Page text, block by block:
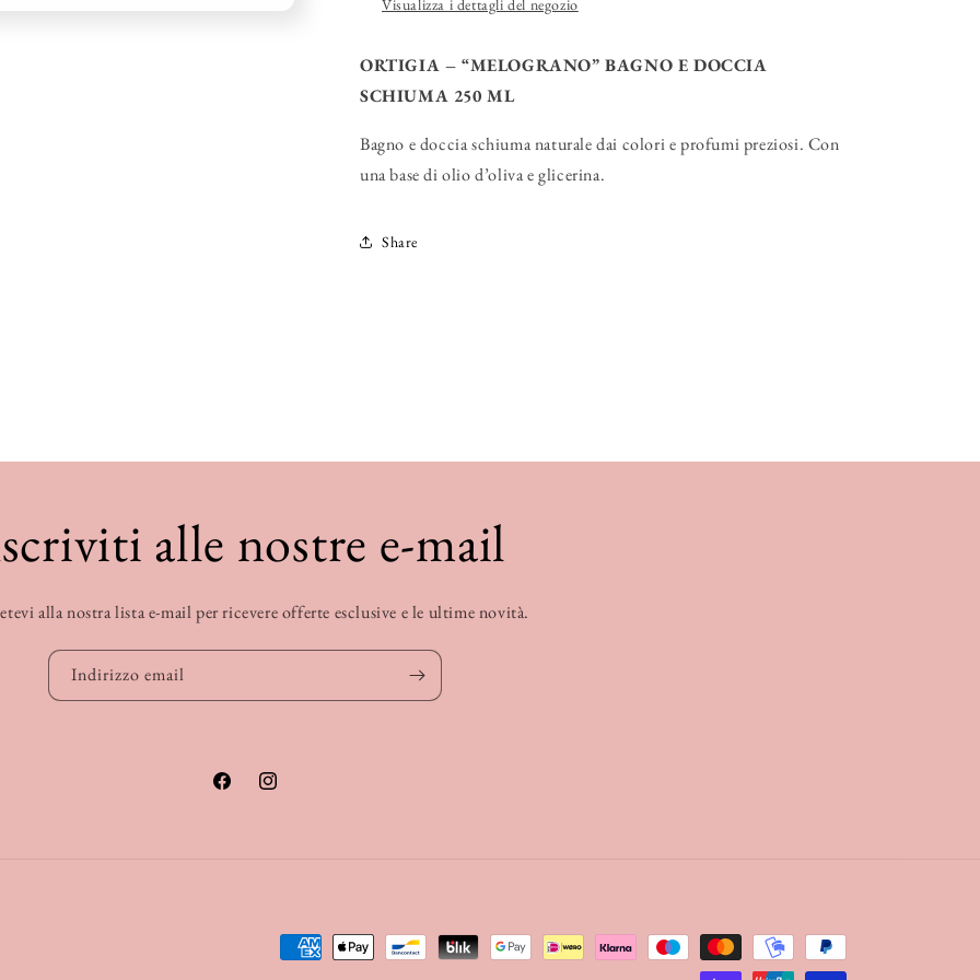
Visualizza i dettagli del negozio
ORTIGIA – “MELOGRANO” BAGNO E DOCCIA
SCHIUMA 250 ML
Bagno e doccia schiuma naturale dai colori e profumi preziosi. Con
una base di olio d’oliva e glicerina.
Share
alle nostre e-mail
alla nostra lista e-mail per ricevere offerte esclusive e le ultime novità.
Indirizzo email
FacebookInstagram